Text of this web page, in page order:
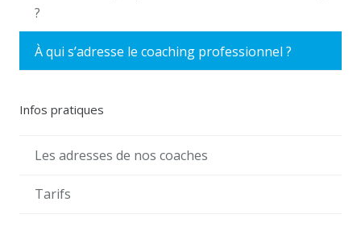
?
À qui s’adresse le coaching professionnel ?
Infos pratiques
Les adresses de nos coaches
Tarifs